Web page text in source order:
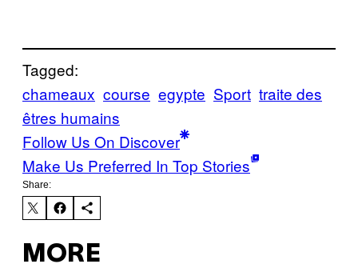
Tagged:
chameaux course egypte Sport traite des
êtres humains
Follow Us On Discover
Make Us Preferred In Top Stories
Share:
MORE